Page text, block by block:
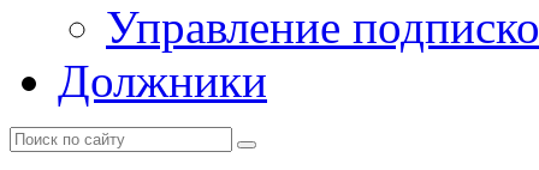
Управление
Должники